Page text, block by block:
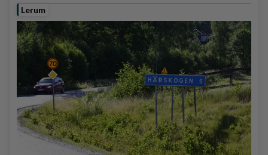
Lerum